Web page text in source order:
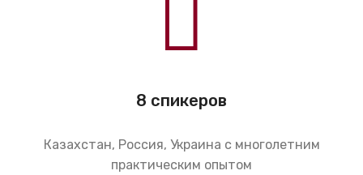
8 спикеров
Казахстан, Россия, Украина с многолетним
практическим опытом